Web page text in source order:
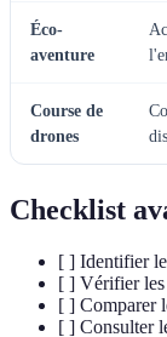
Éco-
aventure
Course de
drones
Checklist
[ ] Identifier
[ ] Vérifier les
[ ] Comparer
[ ] Consulter